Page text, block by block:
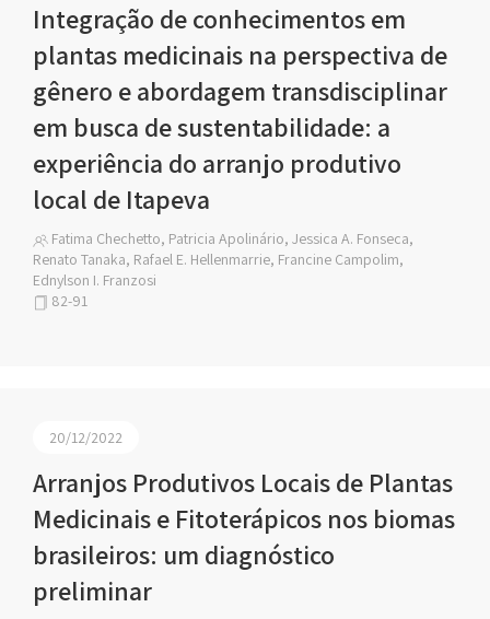
Integração de conhecimentos em
plantas medicinais na perspectiva de
gênero e abordagem transdisciplinar
em busca de sustentabilidade: a
experiência do arranjo produtivo
local de Itapeva
Fatima Chechetto, Patricia Apolinário, Jessica A. Fonseca,
Renato Tanaka, Rafael E. Hellenmarrie, Francine Campolim,
Ednylson I. Franzosi
82-91
20/12/2022
Arranjos Produtivos Locais de Plantas
Medicinais e Fitoterápicos nos biomas
brasileiros: um diagnóstico
preliminar